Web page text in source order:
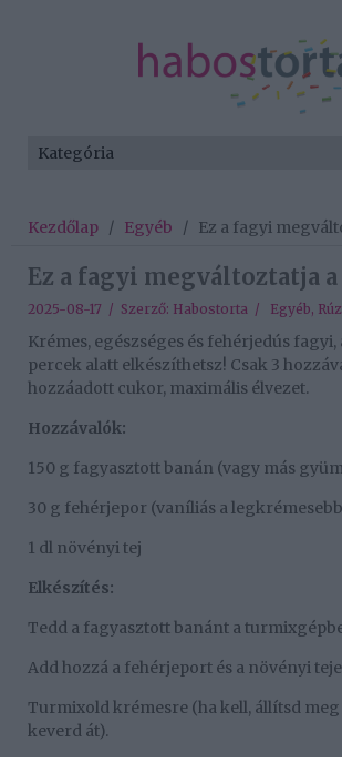
Kezdőlap / Egyéb / Ez a fagyi
Ez a fagyi megváltoztatja a
2025-08-17 / Szerző: Habostorta / Egyéb,
Krémes, egészséges és fehérjedús
percek alatt elkészíthetsz! Csak 3
hozzáadott cukor, maximális élvezet.
Hozzávalók:
150 g fagyasztott banán (vagy más
30 g fehérjepor (vaníliás a
1 dl növényi tej
Elkészítés:
Tedd a fagyasztott banánt a
Add hozzá a fehérjeport és a növényi
Turmixold krémesre (ha kell, állítsd meg
keverd át).